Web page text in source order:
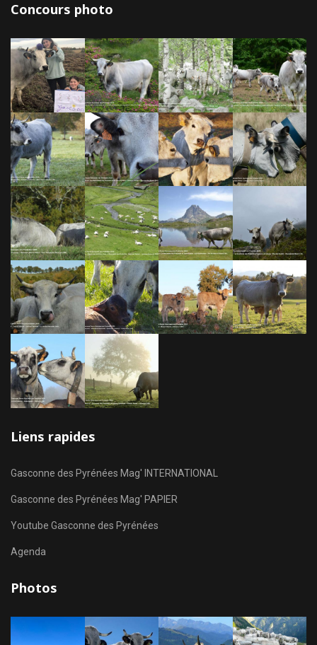
Concours photo
Liens rapides
Gasconne des Pyrénées Mag' INTERNATIONAL
Gasconne des Pyrénées Mag' PAPIER
Youtube Gasconne des Pyrénées
Agenda
Photos